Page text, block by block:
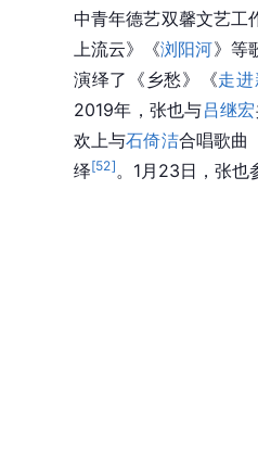
中青年德艺双馨文艺工
上流云》《浏阳河》等
演绎了《乡愁》《走
2019年，张也与吕继宏
欢上与石倚洁合唱歌曲
绎[52] 。1月23日，张